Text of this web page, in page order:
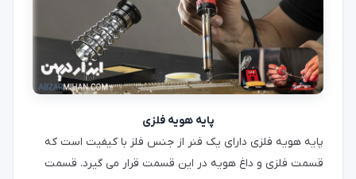
پایه هویه فلزی
پایه هویه فلزی دارای یک فنر از جنس فلز با کیفیت است که
قسمت فلزی و داغ هویه در این قسمت قرار می گیرد. قسمت